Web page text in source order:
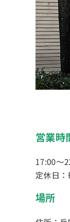
営業時
17:00～
定休日
場所